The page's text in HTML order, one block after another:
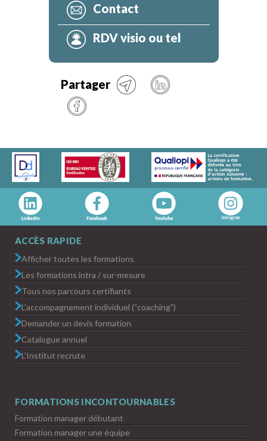
Contact
RDV visio ou tel
Partager
ACCÈS RAPIDE
Afficher toutes les formations
Les formations intra / sur-mesure
Tous nos parcours certifiants
L’accompagnement individuel (“coaching”)
Demander un devis formation
Catalogue annuel
L’Institut recrute
FORMATIONS INCONTOURNABLES
Formation manager débutant
Formation manager une équipe